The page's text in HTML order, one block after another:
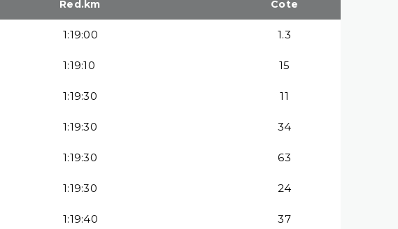
Red.km Cote
1:19:00 1.3
1:19:10 15
1:19:30 11
1:19:30 34
1:19:30 63
1:19:30 24
1:19:40 37